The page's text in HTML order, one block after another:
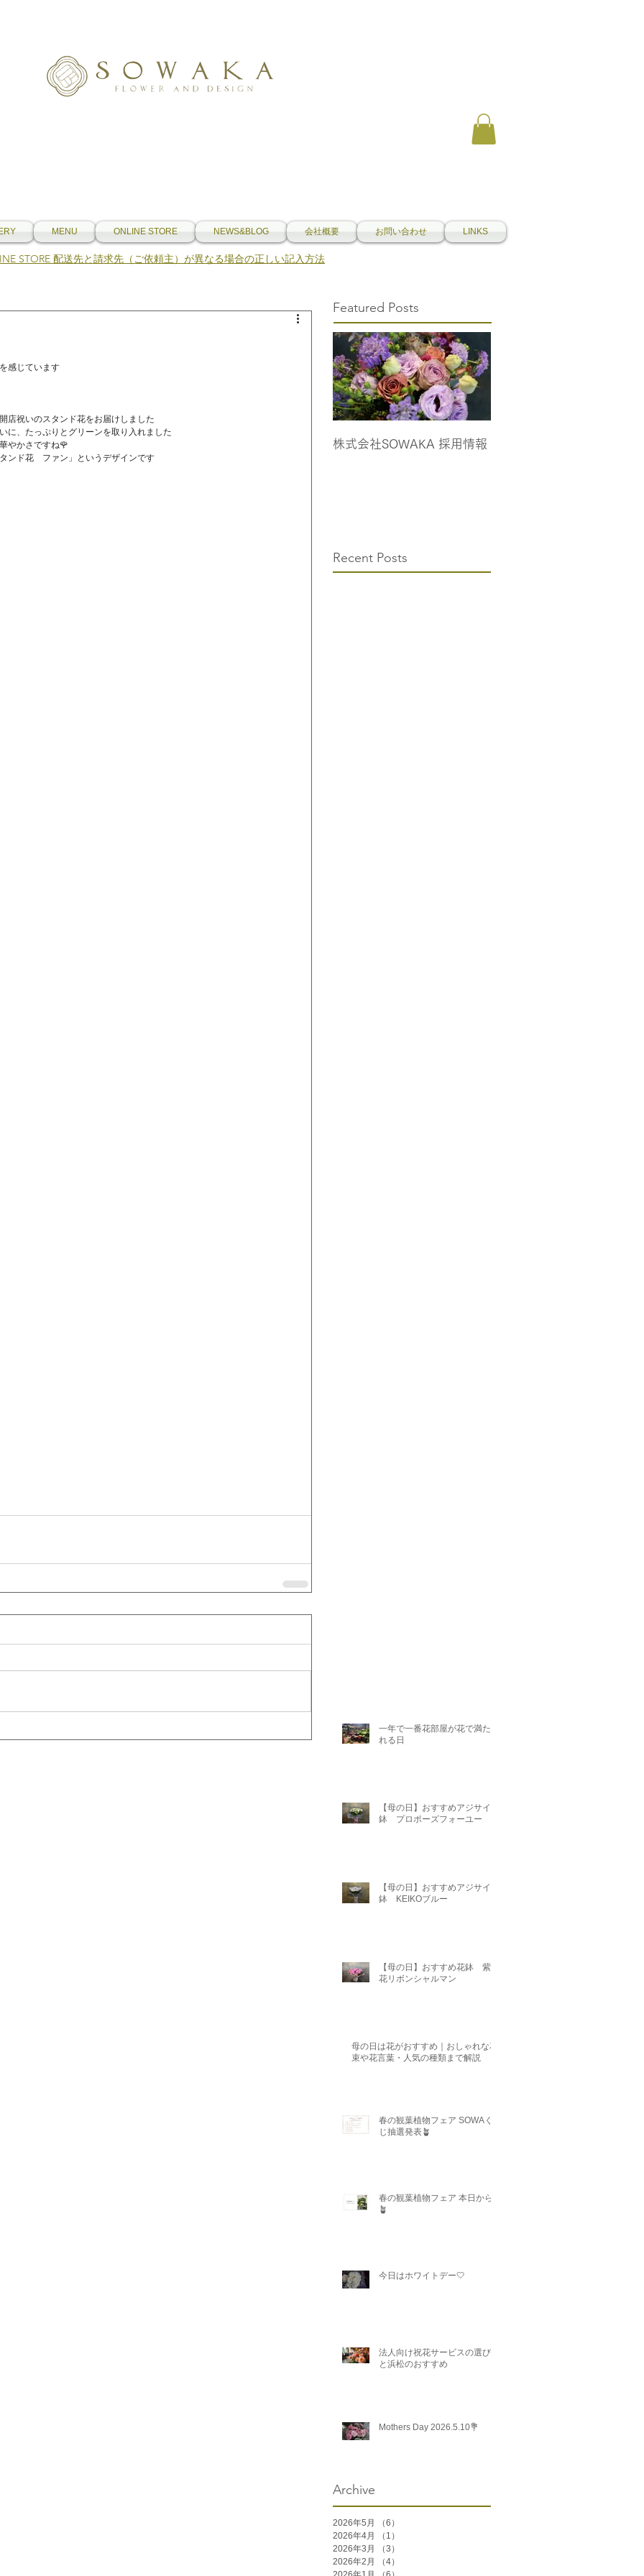
MENU ONLINE STORE NEWS&BLOG 会社概要 お問い合わせ LINKS
STORE 配送先と請求先（ご依頼主）が異なる場合の正しい記入方法
感じています
店祝いのスタンド花をお届けしました
に、たっぷりとグリーンを取り入れました
やかさですね🌹
ンド花　ファン」というデザインです
Featured Posts
株式会社SOWAKA 採用情報
Recent Posts
一年で一番花部屋が花で満たさ
れる日
【母の日】おすすめアジサイ
鉢 プロポーズフォーユー
【母の日】おすすめアジサイ
鉢 KEIKOブルー
【母の日】おすすめ花鉢 紫陽
花リボンシャルマン
母の日は花がおすすめ｜おしゃれな花
束や花言葉・人気の種類まで解説
春の観葉植物フェア SOWAく
じ抽選発表🪴
春の観葉植物フェア 本日から
🪴
今日はホワイトデー🤍
法人向け祝花サービスの選び方
と浜松のおすすめ
Mothers Day 2026.5.10💐
Archive
2026年5月 （6）
2026年4月
（1）
2026年3月
（3）
2026年2月
（4）